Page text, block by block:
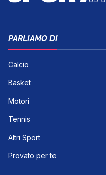
PARLIAMO DI
Calcio
Basket
Motori
Tennis
Altri Sport
Provato per te